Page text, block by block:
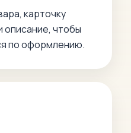
карточку
описание, чтобы
по оформлению.